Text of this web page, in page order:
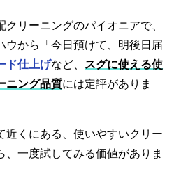
クリーニングのパイオニアで、
ウから「今日預けて、明後日届
ド仕上げなど、
スグに使える使
ニング品質には定評がありま
近くにある、使いやすいクリー
、一度試してみる価値がありま